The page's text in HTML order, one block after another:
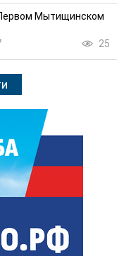
Мытищинском
25